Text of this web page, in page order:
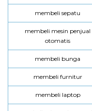
membeli sepatu
membeli mesin penjual
otomatis
membeli bunga
membeli furnitur
membeli laptop